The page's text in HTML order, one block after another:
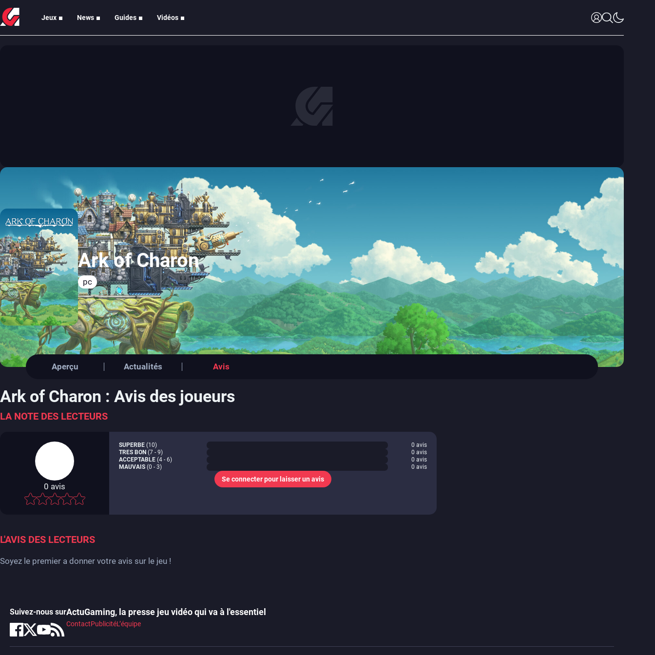
Jeux News Guides Vidéos
Ark of Charon
pc
Aperçu Actualités Avis
Ark of Charon : Avis des joueurs
LA NOTE DES LECTEURS
-
0 avis
SUPERBE (10) 0 avis
TRES BON (7 - 9) 0 avis
ACCEPTABLE (4 - 6) 0 avis
MAUVAIS (0 - 3) 0 avis
Se connecter pour laisser un avis
L'AVIS DES LECTEURS
Soyez le premier a donner votre avis sur le jeu !
Suivez-nous surActuGaming, la presse jeu vidéo qui va à l'essentiel
ContactPublicitéL’équipe